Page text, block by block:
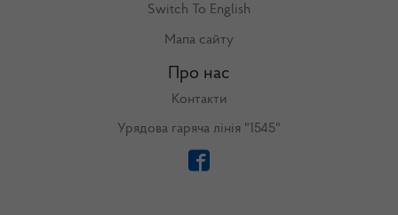
Switch To English
Мапа сайту
Про нас
Контакти
Урядова гаряча лінія "1545"